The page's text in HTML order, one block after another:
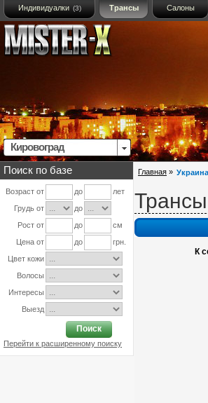
Индивидуалки (3) Трансы Салоны
Кировоград
Поиск по базе
Возраст от до
лет
Грудь от
до
Рост от
до
см
Цена от
до
грн.
Цвет кожи
Волосы
Интересы
Выезд
Поиск
Перейти к расширенному поиску
Главная » Украина
К